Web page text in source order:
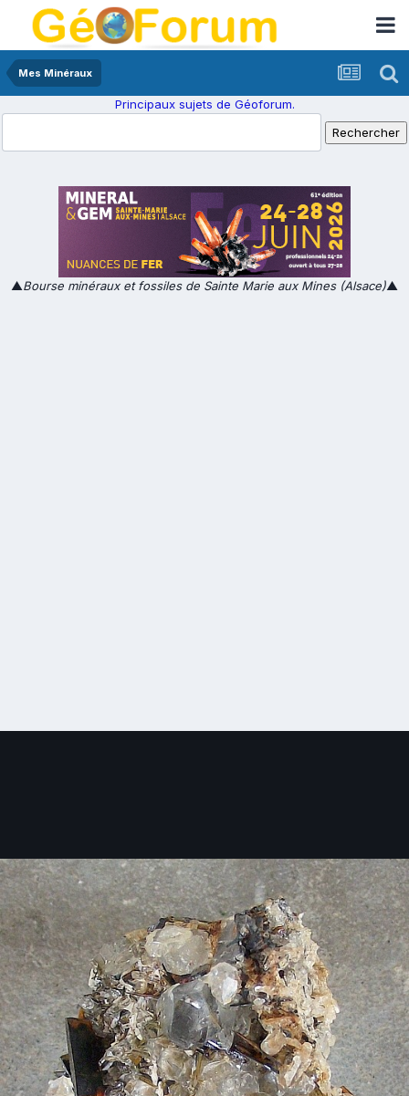
Mes Minéraux
Principaux sujets de Géoforum.
▲Bourse minéraux et fossiles de Sainte Marie aux Mines (Alsace)▲